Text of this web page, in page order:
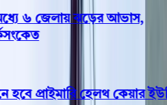
৬ জেলায় ঝড়ের আভাস,
প্রাইমারি হেলথ কেয়ার ইউনিট